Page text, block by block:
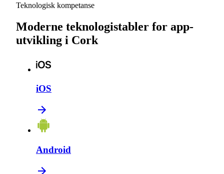
Teknologisk kompetanse
Moderne teknologistabler for app-
utvikling i Cork
iOS
Android